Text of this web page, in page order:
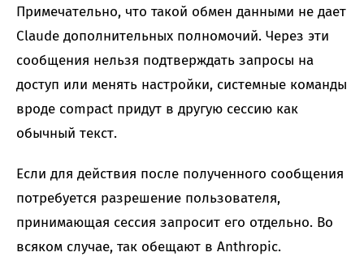
Примечательно, что такой обмен данными не дает
Claude дополнительных полномочий. Через эти
сообщения нельзя подтверждать запросы на
доступ или менять настройки, системные команды
вроде compact придут в другую сессию как
обычный текст.
Если для действия после полученного сообщения
потребуется разрешение пользователя,
принимающая сессия запросит его отдельно. Во
всяком случае, так обещают в Anthropic.